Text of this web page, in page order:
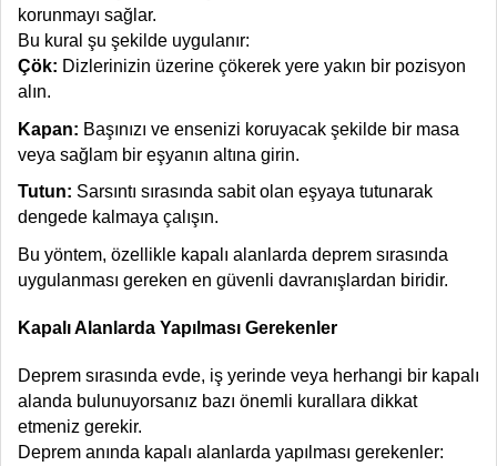
korunmayı sağlar.
Bu kural şu şekilde uygulanır:
Çök: Dizlerinizin üzerine çökerek yere yakın bir pozisyon
alın.
Kapan: Başınızı ve ensenizi koruyacak şekilde bir masa
veya sağlam bir eşyanın altına girin.
Tutun: Sarsıntı sırasında sabit olan eşyaya tutunarak
dengede kalmaya çalışın.
Bu yöntem, özellikle kapalı alanlarda deprem sırasında
uygulanması gereken en güvenli davranışlardan biridir.
Kapalı Alanlarda Yapılması Gerekenler
Deprem sırasında evde, iş yerinde veya herhangi bir kapalı
alanda bulunuyorsanız bazı önemli kurallara dikkat
etmeniz gerekir.
Deprem anında kapalı alanlarda yapılması gerekenler: